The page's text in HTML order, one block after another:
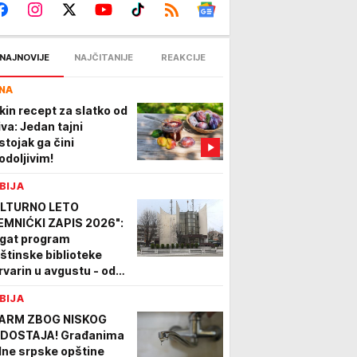
NAJNOVIJE NAJČITANIJE REAKCIJE
recept za slatko od
Jedan tajni
ga čini
LETO
ZAPIS 2026":
program
biblioteke
u avgustu - od
ZBOG NISKOG
Građanima
srpske opštine